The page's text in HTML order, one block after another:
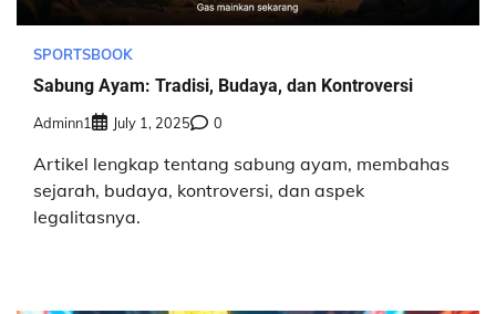
SPORTSBOOK
Sabung Ayam: Tradisi, Budaya, dan Kontroversi
Adminn1 July 1, 2025 0
Artikel lengkap tentang sabung ayam, membahas
sejarah, budaya, kontroversi, dan aspek
legalitasnya.